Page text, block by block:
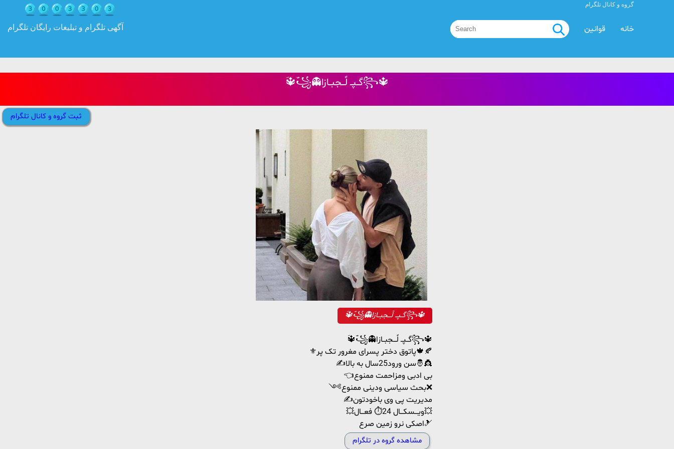
آگهی تلگرام و تبلیغات رایگان تلگرام
گروه و کانال تلگرام
قوانین خانه
َؔ🔱َؔ‌َ꧁👻گــپــ لََـــجبــازا꧂🔱
ثبت گروه و کانال تلگرام
َؔ🔱َؔ‌َ꧁👻گــپــ لََـــجبــازا꧂🔱
َؔ🔱َؔ‌َ꧁👻گــپــ لََـــجبــازا꧂🔱
⚜️پاتوق دختر پسرای مغرور تک پر🍁🍂
✍️سن ورود25سال به بالا🤴👸
👈بی ادبی ومزاحمت ممنوع
༺بحث سیاسی ودینی ممنوع❌
✍️مدیریت پی وی باخودتون
💥ویـــسکـــال 24⏱ فعـــال💥
اصکی نرو زمین صرع🎿
مشاهده گروه در تلگرام